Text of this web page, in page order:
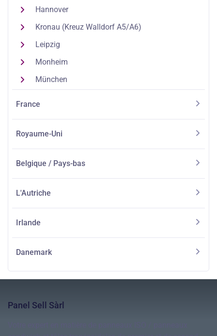
Hannover
Kronau (Kreuz Walldorf A5/A6)
Leipzig
Monheim
München
France
Royaume-Uni
Belgique / Pays-bas
L'Autriche
Irlande
Danemark
Panel Sell Sàrl